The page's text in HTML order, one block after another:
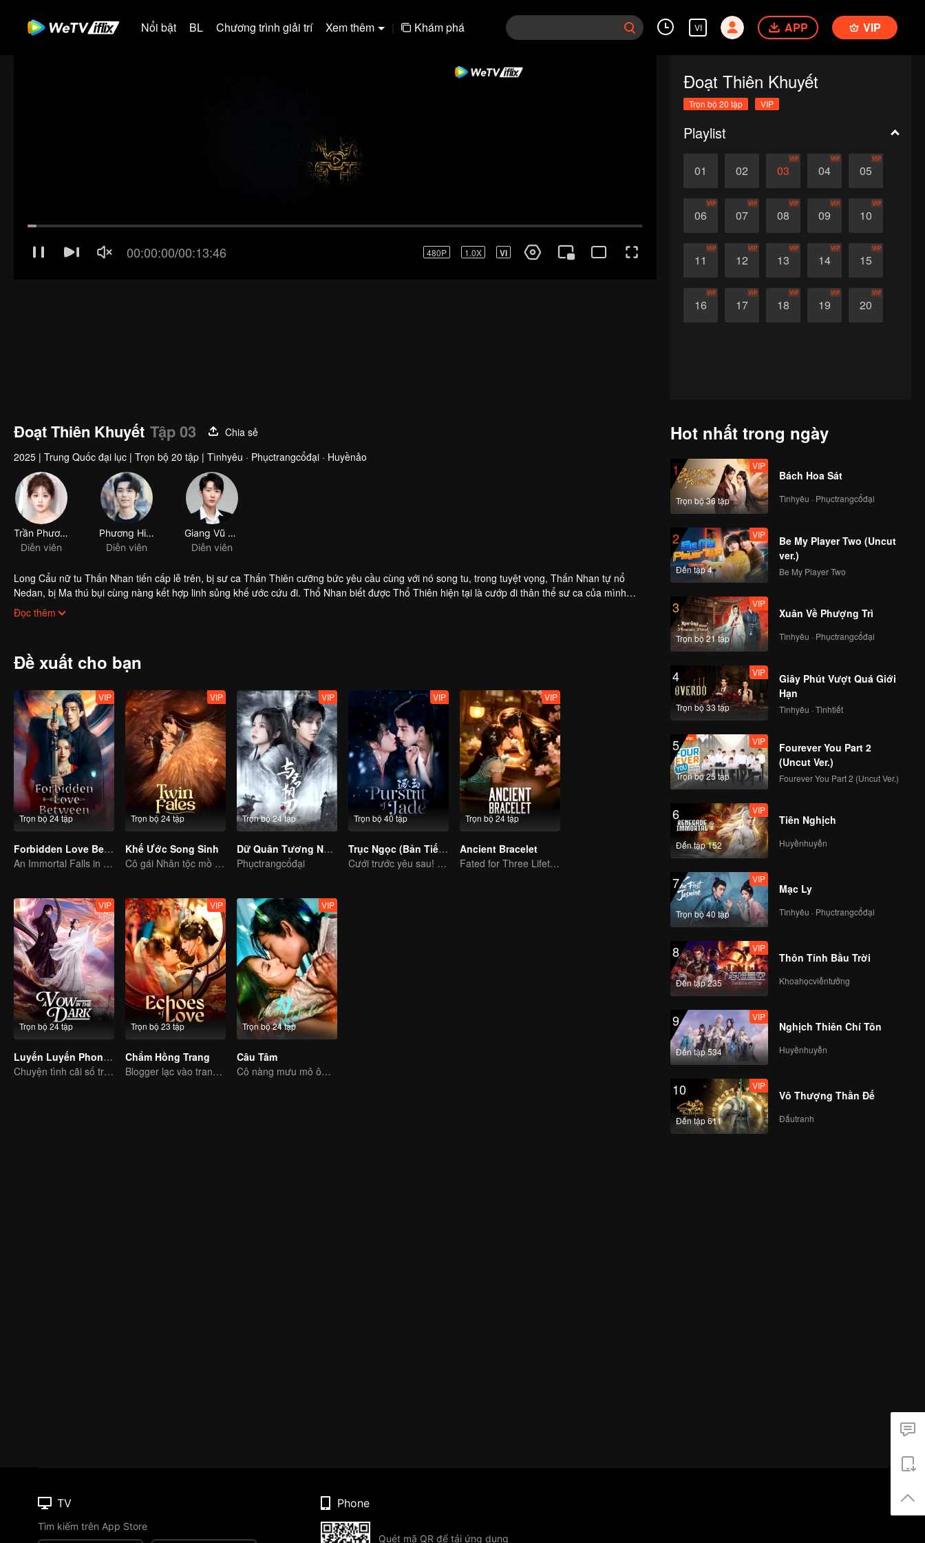
Nổi bật BL Chương trình giải trí Xem thêm | Khám phá VI APP VIP
Đoạt Thiên Khuyết
Trọn bộ 20 tập VIP
Playlist
01 02 03
VIP
04
VIP
05
VIP
06
VIP
07
VIP
08
VIP
09
VIP
10
VIP
11
VIP
12
VIP
13
VIP
14
VIP
15
VIP
16
VIP
17
VIP
18
VIP
19
VIP
20
VIP
Đoạt Thiên Khuyết Tập 03
Chia sẻ
2025 | Trung Quốc đại lục | Trọn bộ 20 tập | Tìnhyêu · Phụctrangcổđại · Huyềnảo
Long Cẩu nữ tu Thấn Nhan tiến cấp lễ trên, bị sư ca Thấn Thiên cưỡng bức yêu cầu cùng với nó song tu, trong tuyệt vọng, Thấn Nhan tự nổ
Nedan, bị Ma thú bụi cùng nàng kết hợp linh sủng khế ước cứu đi. Thổ Nhan biết được Thổ Thiên hiện tại là cướp đi thân thể sư ca của mình
Thượng Cổ Ma Thú Chà, vì vậy quyết định mở ra con đường báo thù, nàng luyện hóa Thượng Cổ Thần Khí tái tạo hoàn chỉnh Nội Đan, nhưng
cũng trong quá trình này bất hạnh ngộ độc, mạng không lâu nữa. Thổ Nhan quyết định kết hôn với Trần, nhưng ngày thứ hai kết hôn tự tay đưa
Huyền Nữ. Thừa Nhan muốn lợi dụng thân phận của Hưu Minh một lần nữa phong ấn Ma Thú Chà, lại bị nhận ra, nàng cùng Trần vai bên cạnh
Chà mở ra quyết chiến cuối cùng, cuối cùng triệt để phong ấn Chà, còn Tam Giới Thái Bình.
Đọc thêm
Đề xuất cho bạn
Trọn bộ 24 tập
VIP
Forbidden Love Between
An Immortal Falls in Love With a Witch
Trọn bộ 24 tập
VIP
Khế Ước Song Sinh
Cô gái Nhân tộc mồ côi hiến thân kết khế ước với thần thú.
Trọn bộ 24 tập
VIP
Dữ Quân Tương Nhẫn
Phụctrangcổđại
Trọn bộ 40 tập
VIP
Trục Ngọc (Bản Tiếng Anh)
Cưới trước yêu sau! Chân tình giữa binh đao khói lửa
Trọn bộ 24 tập
VIP
Ancient Bracelet
Fated for Three Lifetimes, Bound by One Thought
Trọn bộ 24 tập
VIP
Luyến Luyến Phong Lăng Độ
Chuyện tình cãi số trời! Ma tôn theo đuổi nàng tiểu tiên
Trọn bộ 23 tập
VIP
Chẩm Hồng Trang
Blogger lạc vào trang sách, chinh phục công gia sắc sảo
Trọn bộ 24 tập
VIP
Câu Tâm
Cô nàng mưu mô ôm hận báo thù phải lòng chàng thiếu gia bất hảo
Hot nhất trong ngày
1
Trọn bộ 36 tập
VIP
Bách Hoa Sát
Tìnhyêu · Phụctrangcổđại
2
Đến tập 4
VIP
Be My Player Two (Uncut
ver.)
Be My Player Two
3
Trọn bộ 21 tập
VIP
Xuân Về Phượng Trì
Tìnhyêu · Phụctrangcổđại
4
Trọn bộ 33 tập
VIP
Giây Phút Vượt Quá Giới
Hạn
Tìnhyêu · Tìnhtiết
5
Trọn bộ 25 tập
VIP
Fourever You Part 2
(Uncut Ver.)
Fourever You Part 2 (Uncut Ver.)
6
Đến tập 152
VIP
Tiên Nghịch
Huyềnhuyễn
7
Trọn bộ 40 tập
VIP
Mạc Ly
Tìnhyêu · Phụctrangcổđại
8
Đến tập 235
VIP
Thôn Tính Bầu Trời
Khoahọcviễntưởng
9
Đến tập 534
VIP
Nghịch Thiên Chí Tôn
Huyềnhuyễn
10
Đến tập 611
VIP
Vô Thượng Thần Đế
Đấutranh
TV
Tìm kiếm trên App Store
Phone
Quét mã QR để tải ứng dụng